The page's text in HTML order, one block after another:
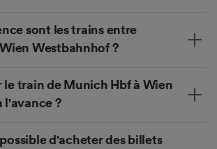
sont les trains entre
Westbahnhof ?
le train de Munich Hbf à Wien
l'avance ?
d'acheter des billets